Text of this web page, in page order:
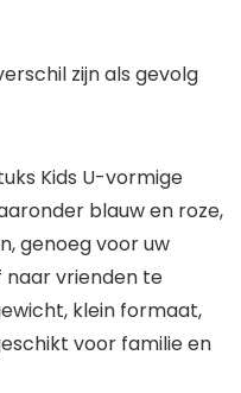
zijn als gevolg
Kids U-vormige
blauw en roze,
genoeg voor uw
naar vrienden te
klein formaat,
voor familie en